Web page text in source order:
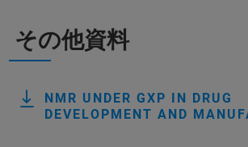
その他資料
NMR UNDER GXP IN DRUG
DEVELOPMENT AND